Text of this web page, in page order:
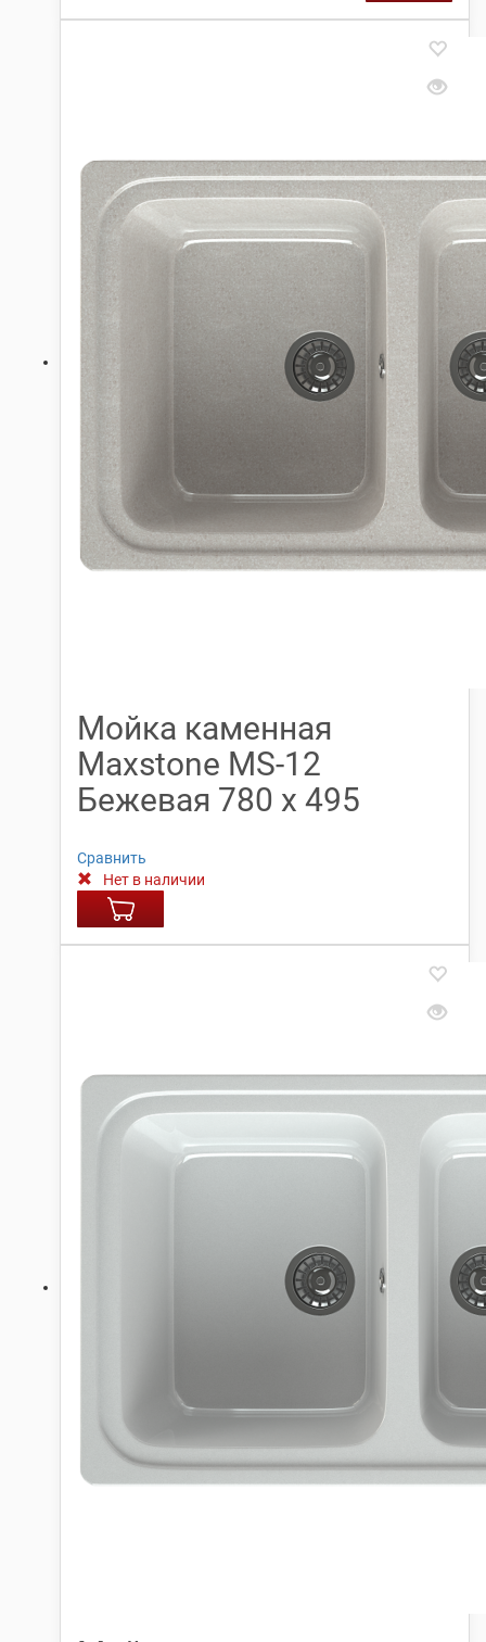
Мойка каменная
Maxstone МS-12
Бежевая 780 х 495
Сравнить
Нет в наличии